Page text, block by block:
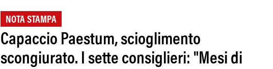
NOTA STAMPA
Capaccio Paestum, scioglimento
scongiurato. I sette consiglieri: "Mesi di